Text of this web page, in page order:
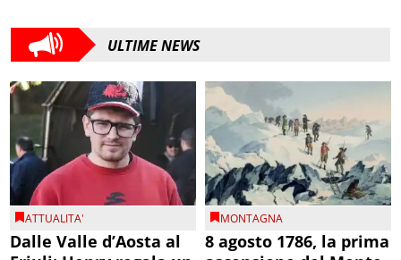
ULTIME NEWS
ATTUALITA'
Dalle Valle d’Aosta al
MONTAGNA
8 agosto 1786, la prima